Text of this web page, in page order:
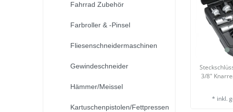
Fahrrad Zubehör
Farbroller & -Pinsel
Fliesenschneidermaschinen
Gewindeschneider
Hämmer/Meissel
Kartuschenpistolen/Fettpressen
3/8"
* inkl.